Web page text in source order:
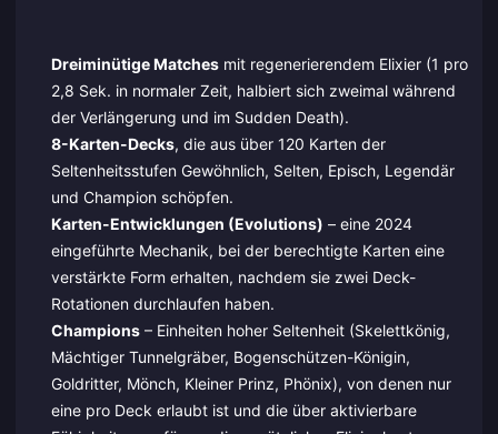
Dreiminütige Matchesmit regenerierendem Elixier (1 pro
2,8 Sek. in normaler Zeit, halbiert sich zweimal während
der Verlängerung und im Sudden Death).
8-Karten-Decks, die aus über 120 Karten der
Seltenheitsstufen Gewöhnlich, Selten, Episch, Legendär
und Champion schöpfen.
Karten-Entwicklungen (Evolutions) – eine 2024
eingeführte Mechanik, bei der berechtigte Karten eine
verstärkte Form erhalten, nachdem sie zwei Deck-
Rotationen durchlaufen haben.
Champions– Einheiten hoher Seltenheit (Skelettkönig,
Mächtiger Tunnelgräber, Bogenschützen-Königin,
Goldritter, Mönch, Kleiner Prinz, Phönix), von denen nur
eine pro Deck erlaubt ist und die über aktivierbare